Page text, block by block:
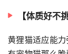
【体质好不
黄狸猫适应能